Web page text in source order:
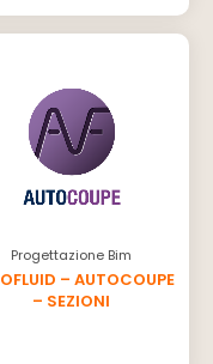
Progettazione Bim
– AUTOCOUPE
– SEZIONI